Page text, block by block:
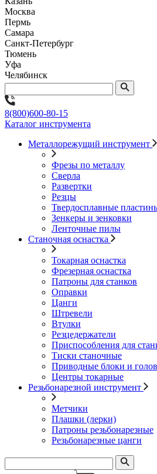
Москва
Пермь
Самара
Санкт-Петербург
Тюмень
Уфа
Челябинск
8(800)600-80-15
Каталог инструмента
Металлорежущий инструмент
Фрезы по металлу
Сверла
Развертки
Резцы
Твердосплавные
Зенкеры и зенковки
Ленточные пилы
Станочная оснастка
Токарная оснастка
Фрезерная оснастка
Патроны для станков
Оправки
Цанги
Штревели
Втулки
Резцедержатели
Приспособления для
Тиски станочные
Приводные блоки и
Центры токарные
Резьбонарезной инструмент
Метчики
Плашки (лерки)
Патроны резьбонарезные
Резьбонарезные цанги